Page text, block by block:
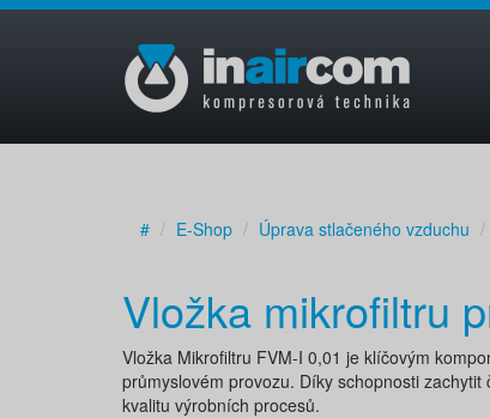
# E-Shop Úprava stlačeného vzduchu
Vložka mikrofiltru
Vložka Mikrofiltru FVM-I 0,01 je klíčovým
průmyslovém provozu. Díky schopnosti zachytit
kvalitu výrobních procesů.